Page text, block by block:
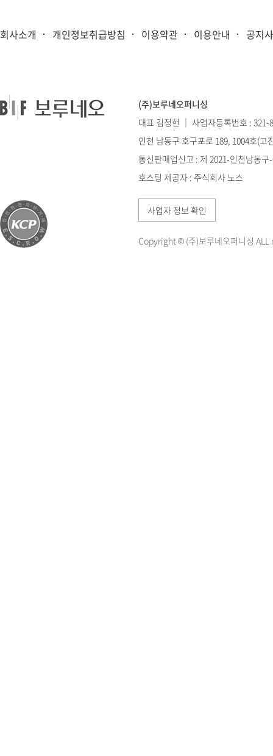
회사소개 개인정보취급방침 이용약관 이용안내 공지
(주)보루네오퍼니싱
대표 김정현 ｜ 사업자등록번호 : 321-
인천 남동구 호구포로 189, 1004호(고
통신판매업신고 : 제 2021-인천남동
호스팅 제공자 : 주식회사 노스
사업자 정보 확인
Copyright © (주)보루네오퍼니싱